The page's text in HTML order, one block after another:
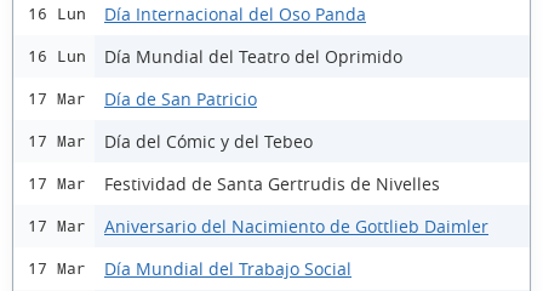
16 Lun Día Internacional del Oso Panda
16 Lun Día Mundial del Teatro del Oprimido
17 Mar Día de San Patricio
17 Mar Día del Cómic y del Tebeo
17 Mar Festividad de Santa Gertrudis de Nivelles
17 Mar Aniversario del Nacimiento de Gottlieb Daimler
17 Mar Día Mundial del Trabajo Social